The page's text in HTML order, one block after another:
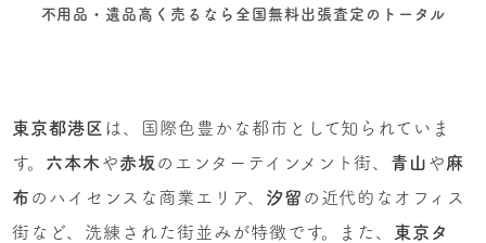
不用品・遺品高く売るなら全国無料出張査定のトータル
東京都港区 は、国際色豊かな都市として知られていま
す。 六本木や赤坂 のエンターテインメント街、 青山 や麻
布 のハイセンスな商業エリア、 汐留 の近代的なオフィス
街など、洗練された街並みが特徴です。また、 東京タ